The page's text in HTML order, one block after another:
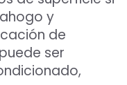
y
de
ser